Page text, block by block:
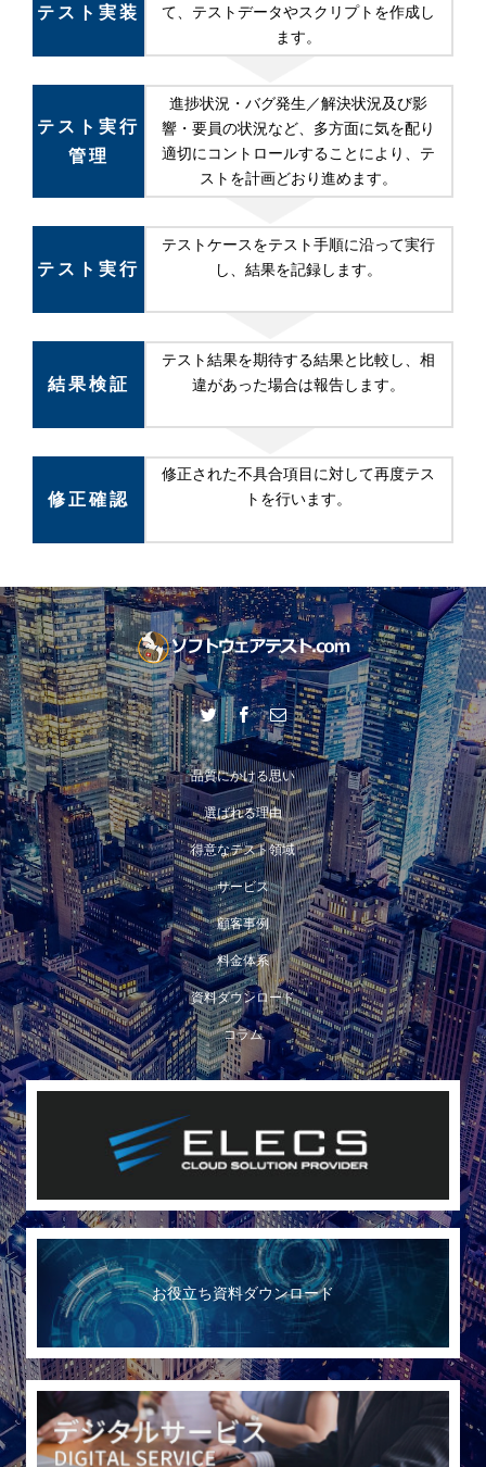
テスト実装
て、テストデータやスクリプトを作成し
ます。
テスト実行
管理
進捗状況・バグ発生／解決状況及び影
響・要員の状況など、多方面に気を配り
適切にコントロールすることにより、テ
ストを計画どおり進めます。
テスト実行
テストケースをテスト手順に沿って実行
し、結果を記録します。
結果検証
テスト結果を期待する結果と比較し、相
違があった場合は報告します。
修正確認
修正された不具合項目に対して再度テス
トを行います。
品質にかける思い
選ばれる理由
得意なテスト領域
サービス
顧客事例
料金体系
資料ダウンロード
コラム
お役立ち資料ダウンロード